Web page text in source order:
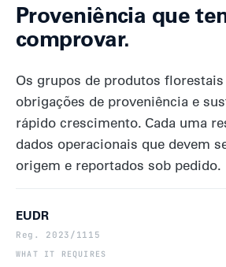
Proveniência que
comprovar.
Os grupos de produtos
obrigações de proveniência e
rápido crescimento. Cada uma
dados operacionais que devem
origem e reportados sob pedido.
EUDR
Reg. 2023/1115